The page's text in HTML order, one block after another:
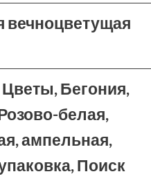
вечноцветущая
Бегония,
белая,
ампельная,
Поиск